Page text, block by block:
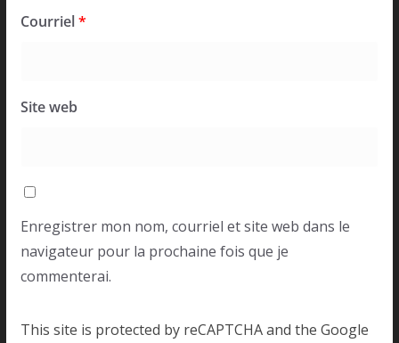
Courriel*
Site web
Enregistrer mon nom, courriel et site web dans le
navigateur pour la prochaine fois que je
commenterai.
This site is protected by reCAPTCHA and the Google